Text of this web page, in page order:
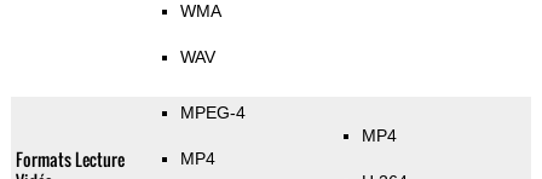
WMA
WAV
Formats Lecture
MPEG-4
MP4
MP4